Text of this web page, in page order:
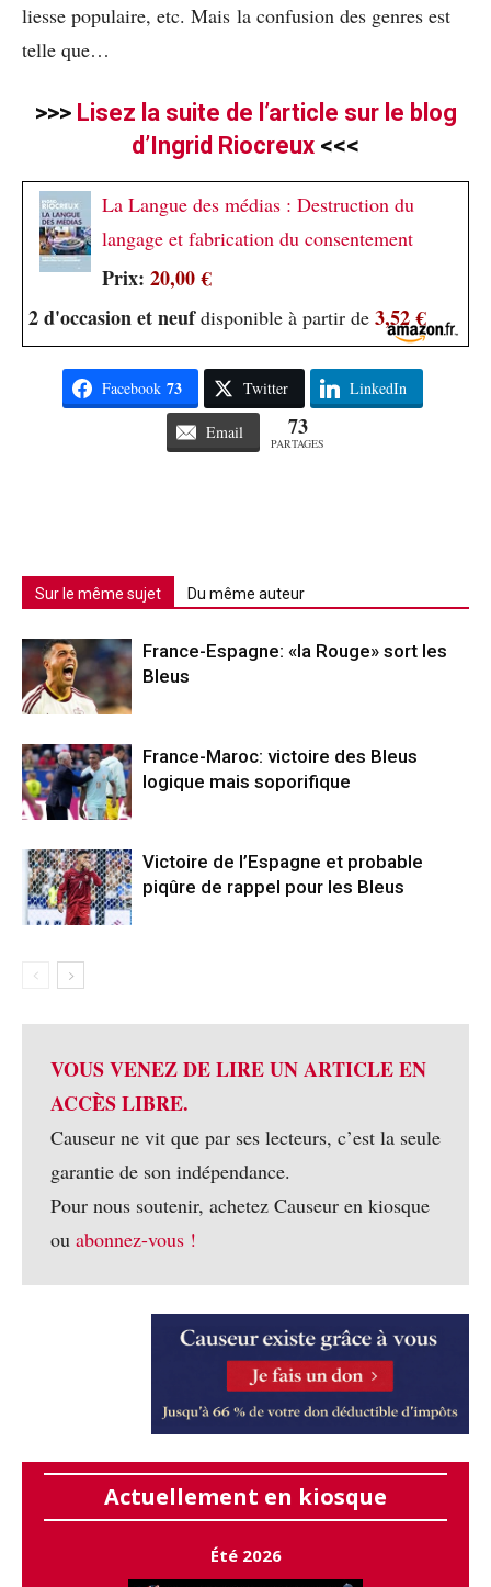
liesse populaire, etc. Mais la confusion des genres est
telle que…
>>> Lisez la suite de l’article sur le blog
d’Ingrid Riocreux <<<
La Langue des médias : Destruction du
langage et fabrication du consentement
Prix: 20,00 €
2 d'occasion et neufdisponible à partir de 3,52 €
Facebook 73 Twitter LinkedIn
Email 73
PARTAGES
Sur le même sujet Du même auteur
France-Espagne: «la Rouge» sort les
Bleus
France-Maroc: victoire des Bleus
logique mais soporifique
Victoire de l’Espagne et probable
piqûre de rappel pour les Bleus
VOUS VENEZ DE LIRE UN ARTICLE EN
ACCÈS LIBRE.
Causeur ne vit que par ses lecteurs, c’est la seule
garantie de son indépendance.
Pour nous soutenir, achetez Causeur en kiosque
ou abonnez-vous !
Actuellement en kiosque
Été 2026